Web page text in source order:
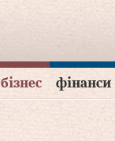
бізнес фінанси